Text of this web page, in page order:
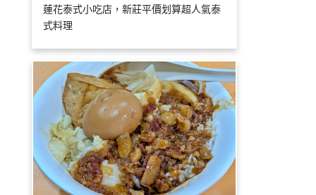
蓮花泰式小吃店，新莊平價划算超人氣泰
式料理